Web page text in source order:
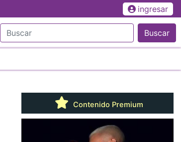
ingresar
Buscar
Contenido Premium